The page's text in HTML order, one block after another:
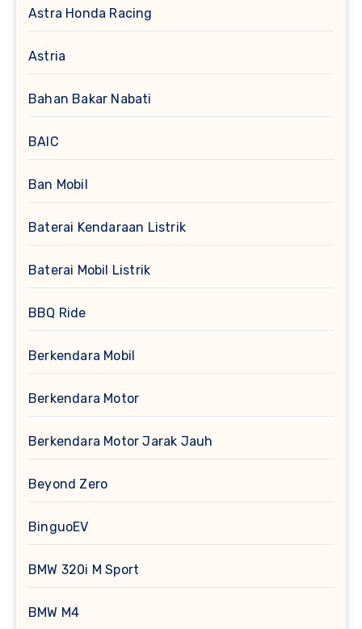
Astra Honda Racing
Astria
Bahan Bakar Nabati
BAIC
Ban Mobil
Baterai Kendaraan Listrik
Baterai Mobil Listrik
BBQ Ride
Berkendara Mobil
Berkendara Motor
Berkendara Motor Jarak Jauh
Beyond Zero
BinguoEV
BMW 320i M Sport
BMW M4